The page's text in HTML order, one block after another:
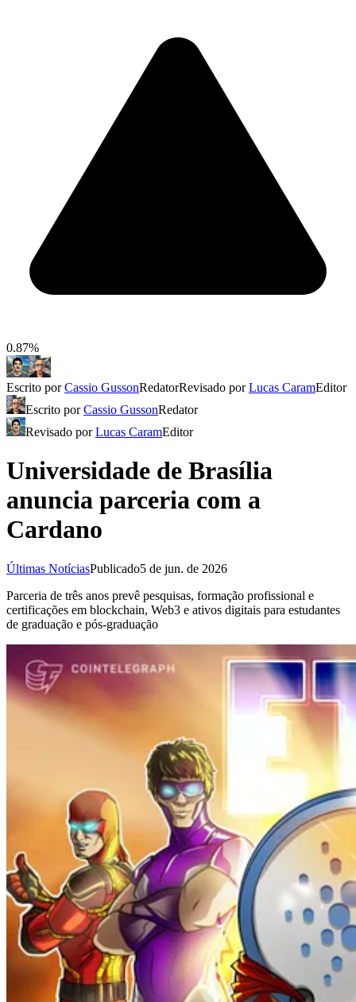
0.87%
Escrito porCassio GussonRedatorRevisado porLucas CaramEditor
Escrito porCassio GussonRedator
Revisado porLucas CaramEditor
Universidade de Brasília
anuncia parceria com a
Cardano
Últimas NotíciasPublicado5 de jun. de 2026
Parceria de três anos prevê pesquisas, formação profissional e
certificações em blockchain, Web3 e ativos digitais para estudantes
de graduação e pós-graduação